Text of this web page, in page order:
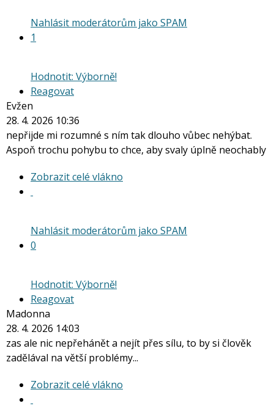
Nahlásit moderátorům jako SPAM
1
Hodnotit: Výborně!
Reagovat
Evžen
28. 4. 2026 10:36
nepřijde mi rozumné s ním tak dlouho vůbec nehýbat.
Aspoň trochu pohybu to chce, aby svaly úplně neochably
Zobrazit celé vlákno
Nahlásit moderátorům jako SPAM
0
Hodnotit: Výborně!
Reagovat
Madonna
28. 4. 2026 14:03
zas ale nic nepřehánět a nejít přes sílu, to by si člověk
zadělával na větší problémy...
Zobrazit celé vlákno